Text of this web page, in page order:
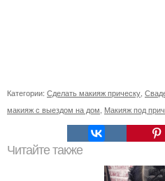
Категории: Сделать макияж прическу
макияж с выездом на дом Макияж под
Читайте также